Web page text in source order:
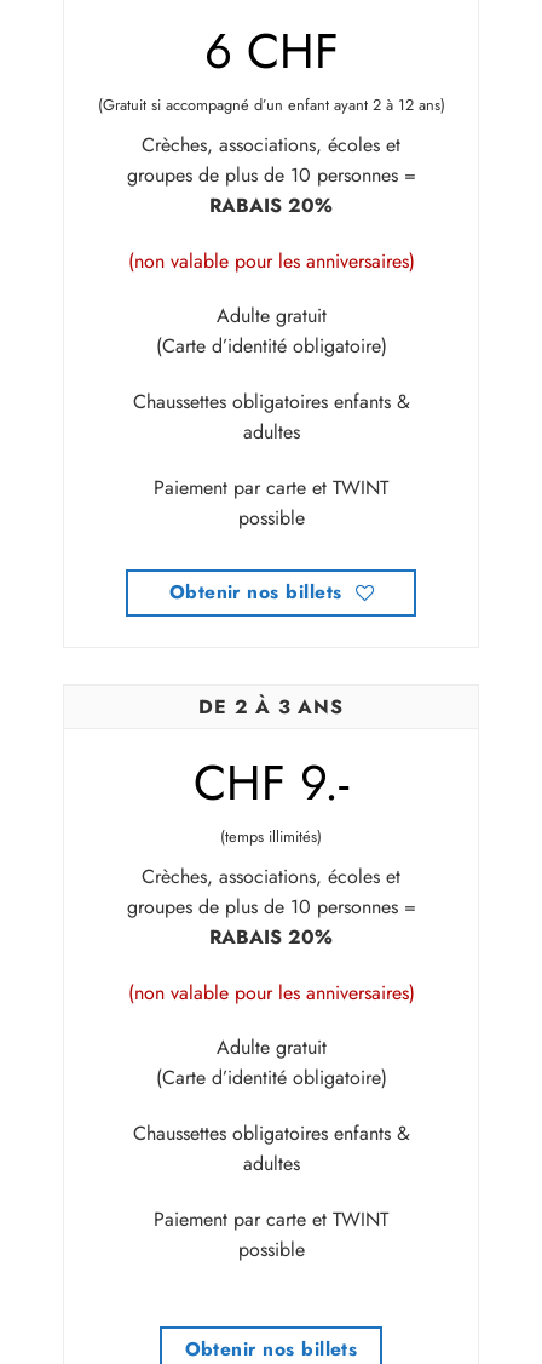
6 CHF
(Gratuit si accompagné d’un enfant ayant 2 à 12 ans)
Crèches, associations, écoles et
groupes de plus de 10 personnes =
RABAIS 20%
(non valable pour les anniversaires)
Adulte gratuit
(Carte d’identité obligatoire)
Chaussettes obligatoires enfants &
adultes
Paiement par carte et TWINT
possible
Obtenir nos billets
DE 2 À 3 ANS
CHF 9.-
(temps illimités)
Crèches, associations, écoles et
groupes de plus de 10 personnes =
RABAIS 20%
(non valable pour les anniversaires)
Adulte gratuit
(Carte d’identité obligatoire)
Chaussettes obligatoires enfants &
adultes
Paiement par carte et TWINT
possible
Obtenir nos billets